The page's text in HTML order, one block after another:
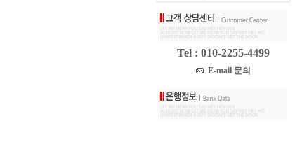
Tel : 010-2255-4499
E-mail 문의